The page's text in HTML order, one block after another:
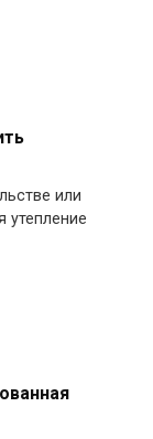
или
утепление